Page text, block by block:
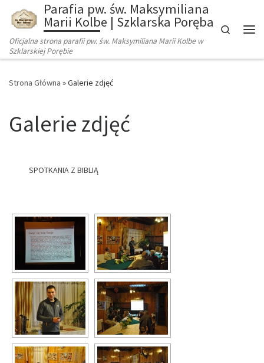
Parafia pw. św. Maksymiliana
Marii Kolbe | Szklarska Poręba
Oficjalna strona parafii pw. św. Maksymiliana Marii Kolbe w
Szklarskiej Porębie
Search
Strona Główna »Galerie zdjęć
Galerie zdjęć
SPOTKANIA Z BIBLIĄ